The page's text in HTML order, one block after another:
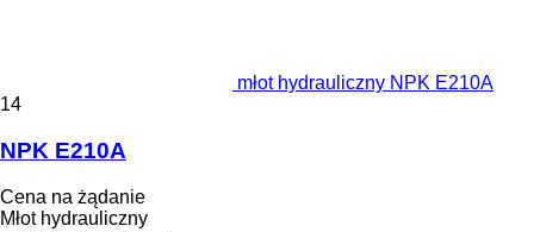
młot hydrauliczny NPK E210A
14
NPK E210A
Cena na żądanie
Młot hydrauliczny